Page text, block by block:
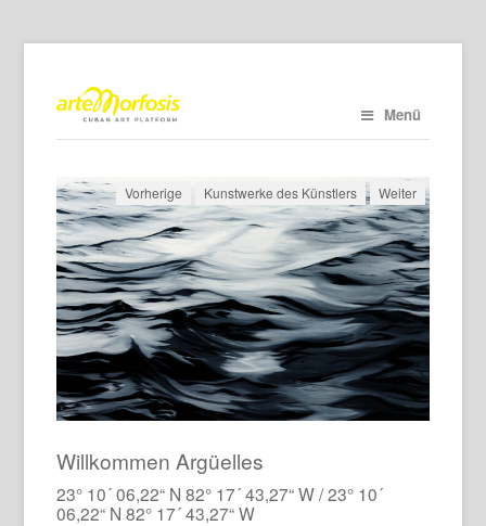
Menü
Vorherige Kunstwerke des Künstlers Weiter
Willkommen Argüelles
23° 10´ 06,22“ N 82° 17´ 43,27“ W / 23° 10´
06,22“ N 82° 17´ 43,27“ W